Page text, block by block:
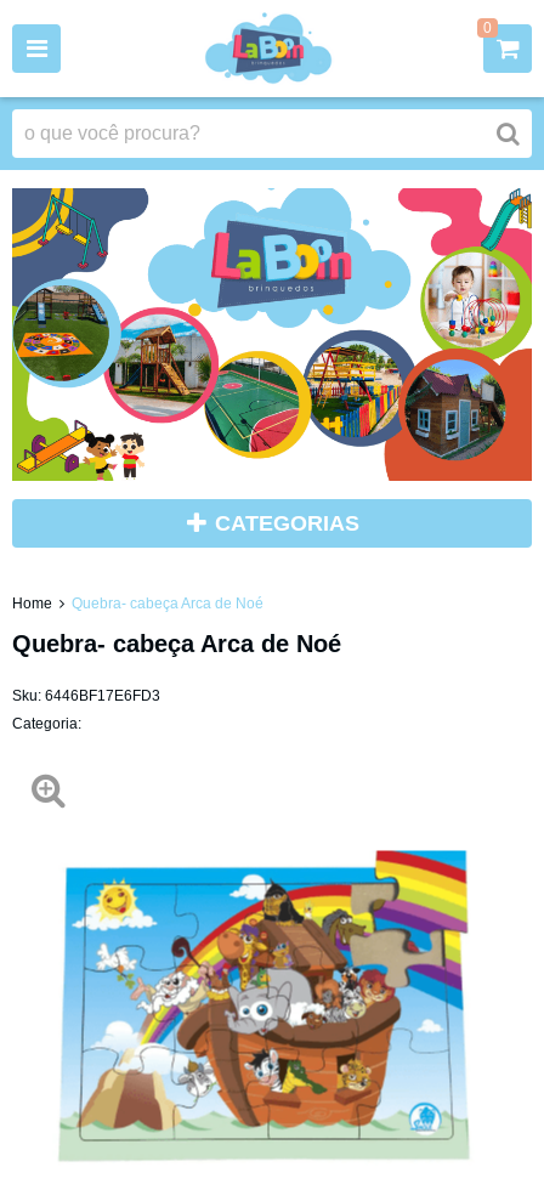
0
CATEGORIAS
Home Quebra- cabeça Arca de Noé
Quebra- cabeça Arca de Noé
Sku: 6446BF17E6FD3
Categoria: